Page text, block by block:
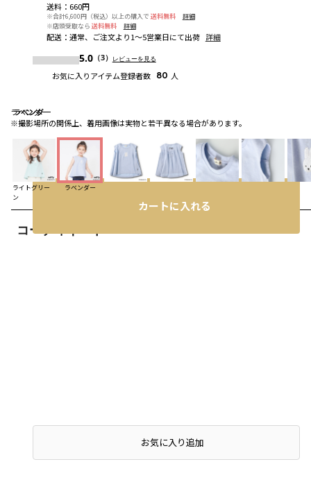
ラベンダー
※撮影場所の関係上、着用画像は実物と若干異なる場合があります。
ラベンダー
ラベンダー
ライトグリー
ン
ラベンダー
コーディネート
送料： 660円
※合計6,600円（税込）以上の購入で 送料無料
詳細
※店頭受取なら 送料無料 詳細
配送： 通常、ご注文より1～5営業日にて出荷 詳細
5.0（3） レビューを見る
お気に入りアイテム登録者数 80 人
カートに入れる
お気に入り追加